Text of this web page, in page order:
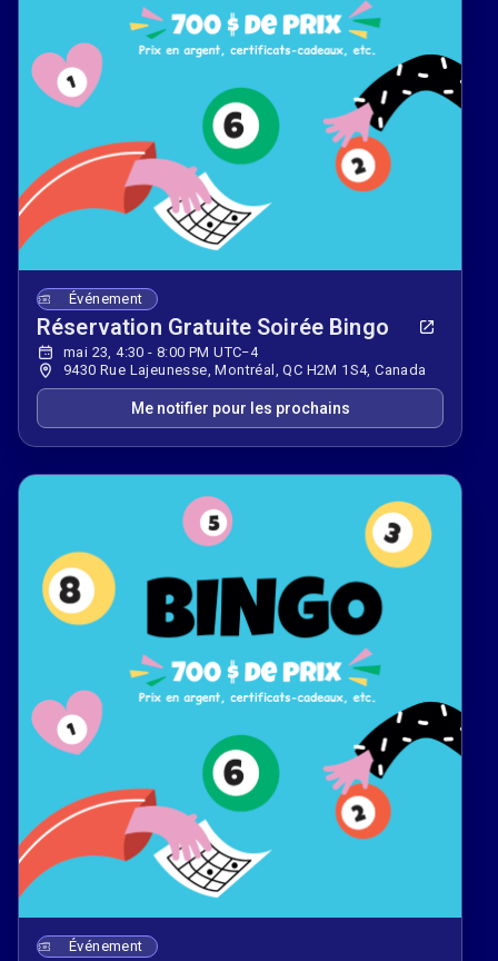
Événement
Réservation Gratuite Soirée Bingo
mai 23, 4:30 - 8:00 PM UTC−4
9430 Rue Lajeunesse, Montréal, QC H2M 1S4, Canada
Me notifier pour les prochains
Événement